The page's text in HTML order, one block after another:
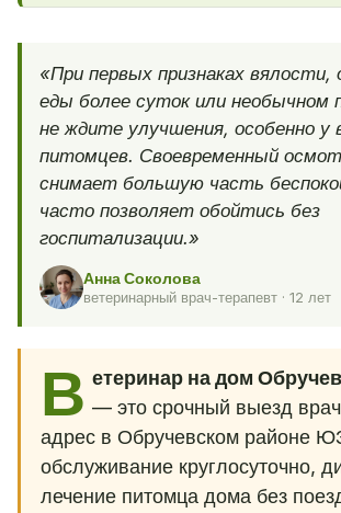
«При первых признаках вялости,
еды более суток или необычном
не ждите улучшения, особенно у
питомцев. Своевременный
снимает большую часть
часто позволяет обойтись без
госпитализации.»
Анна Соколова
ветеринарный врач-терапевт · 12 лет
В етеринар на дом
— это срочный выезд
адрес в Обручевском районе
обслуживание круглосуточно,
лечение питомца дома без